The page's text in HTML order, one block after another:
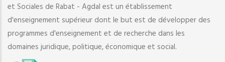
et Sociales de Rabat - Agdal est un établissement
d'enseignement supérieur dont le but est de développer des
programmes d'enseignement et de recherche dans les
domaines juridique, politique, économique et social.